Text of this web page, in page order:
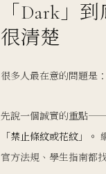
「Dark」
很清楚
很多人最在意的問題是：
先說一個誠實的重點——
「禁止條紋或花紋」。
官方法規、學生指南都